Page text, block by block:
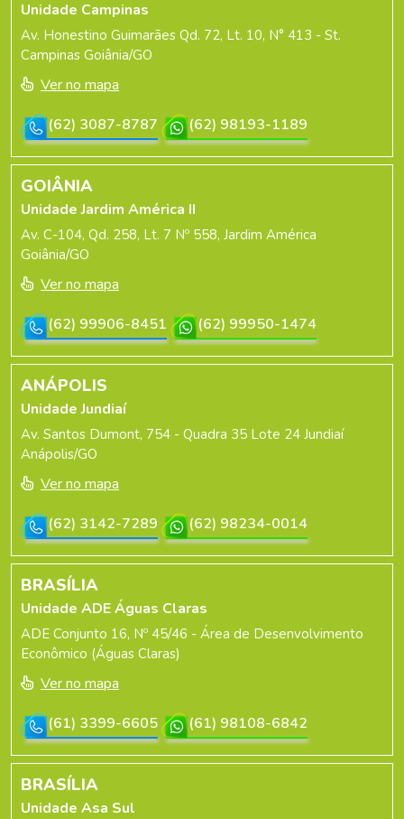
Unidade Campinas
Av. Honestino Guimarães Qd. 72, Lt. 10, N° 413 - St.
Campinas Goiânia/GO
Ver no mapa
(62) 3087-8787
(62) 98193-1189
GOIÂNIA
Unidade Jardim América II
Av. C-104, Qd. 258, Lt. 7 Nº 558, Jardim América
Goiânia/GO
Ver no mapa
(62) 99906-8451
(62) 99950-1474
ANÁPOLIS
Unidade Jundiaí
Av. Santos Dumont, 754 - Quadra 35 Lote 24 Jundiaí
Anápolis/GO
Ver no mapa
(62) 3142-7289
(62) 98234-0014
BRASÍLIA
Unidade ADE Águas Claras
ADE Conjunto 16, Nº 45/46 - Área de Desenvolvimento
Econômico (Águas Claras)
Ver no mapa
(61) 3399-6605
(61) 98108-6842
BRASÍLIA
Unidade Asa Sul